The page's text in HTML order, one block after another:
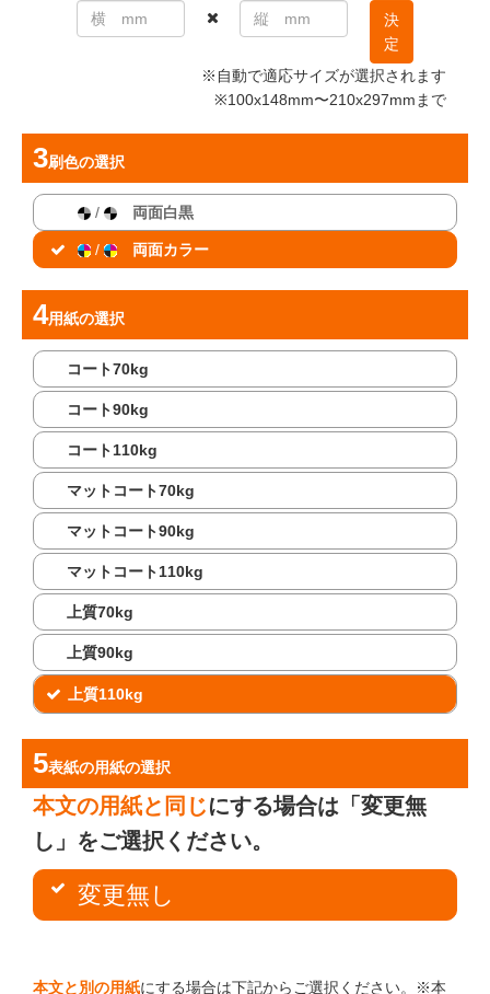
決
定
※自動で適応サイズが選択されます
※100x148mm〜210x297mmまで
刷色の選択
/ 両面白黒
/ 両面カラー
用紙の選択
コート70kg
コート90kg
コート110kg
マットコート70kg
マットコート90kg
マットコート110kg
上質70kg
上質90kg
上質110kg
表紙の用紙の選択
本文の用紙と同じにする場合は「変更無
し」をご選択ください。
変更無し
本文と別の用紙にする場合は下記からご選択ください。※本